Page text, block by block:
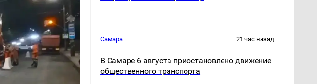
Самара 21 час назад
В Самаре 6 августа приостановлено движение
общественного транспорта